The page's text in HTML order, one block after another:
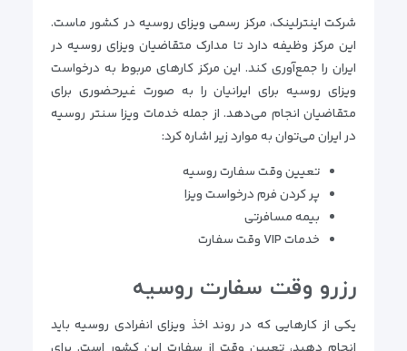
شرکت اینترلینک، مرکز رسمی ویزای روسیه در کشور ماست.
این مرکز وظیفه دارد تا مدارک متقاضیان ویزای روسیه در
ایران را جمع‌آوری کند. این مرکز کارهای مربوط به درخواست
ویزای روسیه برای ایرانیان را به صورت غیرحضوری برای
متقاضیان انجام می‌دهد. از جمله خدمات ویزا سنتر روسیه
در ایران می‌توان به موارد زیر اشاره کرد:
تعیین وقت سفارت روسیه
پر کردن فرم درخواست ویزا
بیمه مسافرتی
خدمات VIP وقت سفارت
رزرو وقت سفارت روسیه
یکی از کارهایی که در روند اخذ ویزای انفرادی روسیه باید